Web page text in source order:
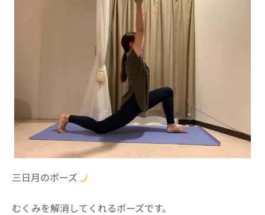
三日月のポーズ
むくみを解消してくれるポーズです。